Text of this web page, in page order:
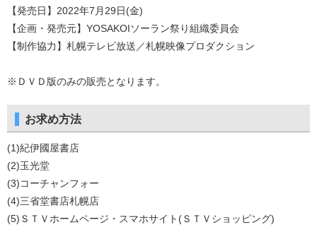
【発売日】2022年7月29日(金)
【企画・発売元】YOSAKOIソーラン祭り組織委員会
【制作協力】札幌テレビ放送／札幌映像プロダクション
※ＤＶＤ版のみの販売となります。
お求め方法
(1)紀伊國屋書店
(2)玉光堂
(3)コーチャンフォー
(4)三省堂書店札幌店
(5)ＳＴＶホームページ・スマホサイト(ＳＴＶショッピング)